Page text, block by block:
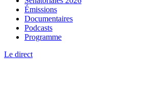
Émissions
Documentaires
Podcasts
Programme
Le direct